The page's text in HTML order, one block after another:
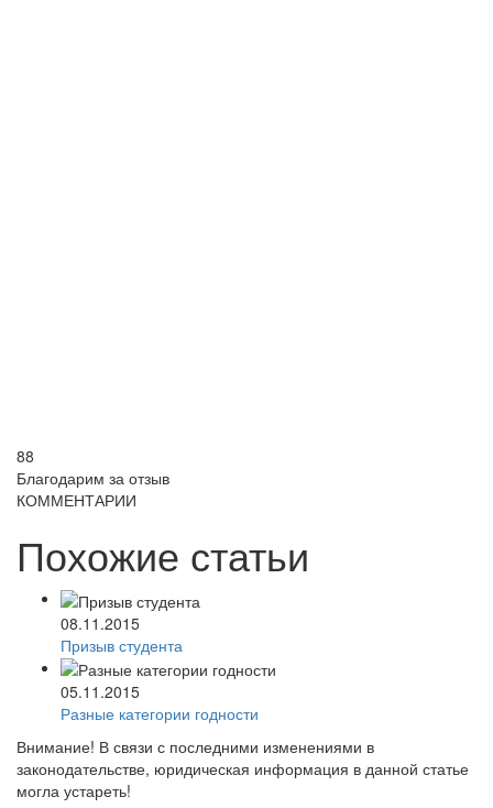
88
Благодарим за отзыв
КОММЕНТАРИИ
Похожие статьи
08.11.2015
Призыв студента
05.11.2015
Разные категории годности
Внимание! В связи с последними изменениями в
законодательстве, юридическая информация в данной статье
могла устареть!